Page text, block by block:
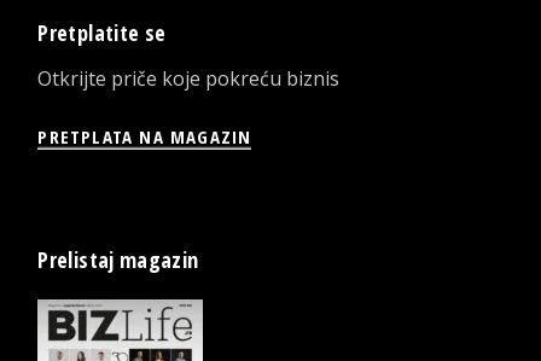
Pretplatite se
Otkrijte priče koje pokreću biznis
PRETPLATA NA MAGAZIN
Prelistaj magazin